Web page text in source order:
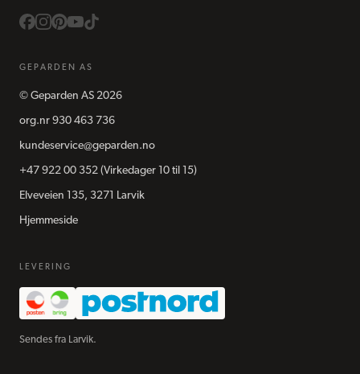
GEPARDEN AS
© Geparden AS 2026
org.nr 930 463 736
kundeservice@geparden.no
+47 922 00 352 (Virkedager 10 til 15)
Elveveien 135, 3271 Larvik
Hjemmeside
LEVERING
Sendes fra Larvik.